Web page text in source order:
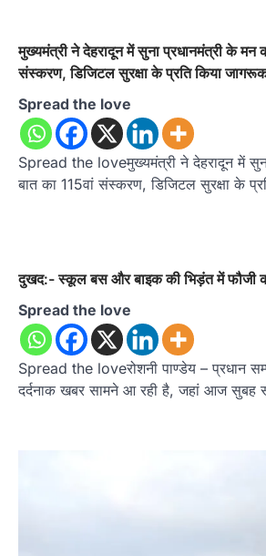
मुख्यमंत्री ने देहरादून में सुना प्रधानमंत्री के मन
संस्करण, डिजिटल सुरक्षा के प्रति किया
Spread the love
Spread the loveमुख्यमंत्री ने देहरादून में
बात का 115वां संस्करण, डिजिटल सुरक्षा के
दुखद:- स्कूल बस और बाइक की भिड़ंत में फौजी
Spread the love
Spread the loveरोशनी पाण्डेय – प्रधान
दर्दनाक खबर सामने आ रही है, जहां आज